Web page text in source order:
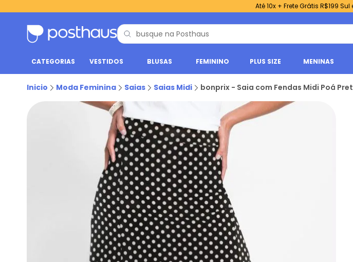
Até 10x + Frete Grátis R$199
CATEGORIAS VESTIDOS BLUSAS FEMININO PLUS SIZE MENINAS
Inicio Moda Feminina Saias Saias Midi bonprix - Saia com Fendas Midi Poá